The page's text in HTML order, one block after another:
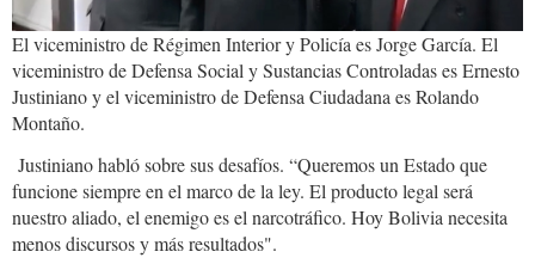
El viceministro de Régimen Interior y Policía es Jorge García. El
viceministro de Defensa Social y Sustancias Controladas es Ernesto
Justiniano y el viceministro de Defensa Ciudadana es Rolando
Montaño.
Justiniano habló sobre sus desafíos. “Queremos un Estado que
funcione siempre en el marco de la ley. El producto legal será
nuestro aliado, el enemigo es el narcotráfico. Hoy Bolivia necesita
menos discursos y más resultados".